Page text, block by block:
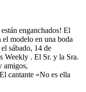
enganchados! El
el modelo en una boda
sábado, 14 de
Weekly . El Sr. y la Sra.
amigos,
cantante «No es ella